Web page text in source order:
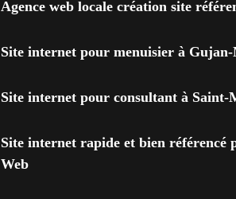
Agence web locale création site
Site internet pour menuisier à Gujan-
Site internet pour consultant à Saint-
Site internet rapide et bien
Web